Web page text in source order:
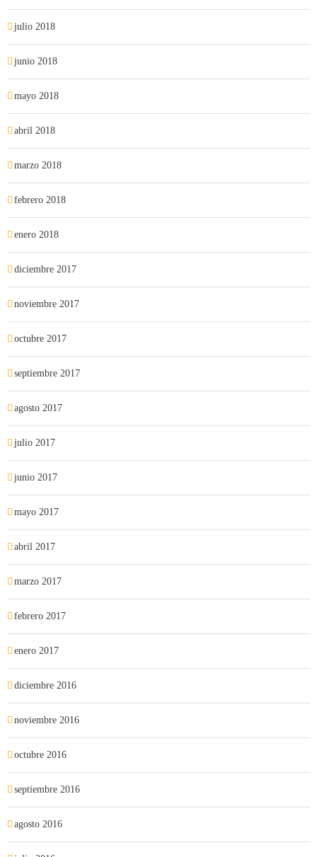
julio 2018
junio 2018
mayo 2018
abril 2018
marzo 2018
febrero 2018
enero 2018
diciembre 2017
noviembre 2017
octubre 2017
septiembre 2017
agosto 2017
julio 2017
junio 2017
mayo 2017
abril 2017
marzo 2017
febrero 2017
enero 2017
diciembre 2016
noviembre 2016
octubre 2016
septiembre 2016
agosto 2016